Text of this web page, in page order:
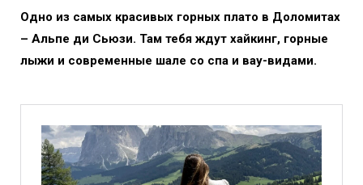
Одно из самых красивых горных плато в Доломитах
– Альпе ди Сьюзи. Там тебя ждут хайкинг, горные
лыжи и современные шале со спа и вау-видами.